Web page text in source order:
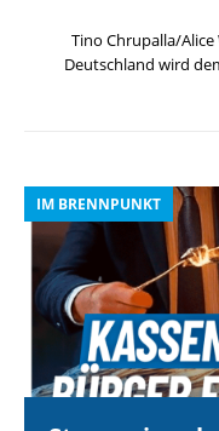
Tino Chrupalla/
Deutschland wird
IM BRENNPUNKT